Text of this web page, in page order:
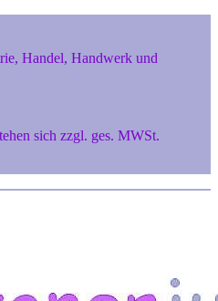
Handel, Handwerk und
sich zzgl. ges. MWSt.
Ostbevern und 48291 Telgte